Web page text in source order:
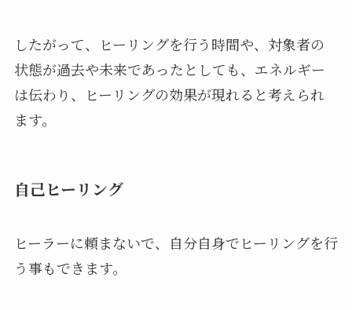
したがって、ヒーリングを行う時間や、対象者の
状態が過去や未来であったとしても、エネルギー
は伝わり、ヒーリングの効果が現れると考えられ
ます。
自己ヒーリング
ヒーラーに頼まないで、自分自身でヒーリングを行
う事もできます。